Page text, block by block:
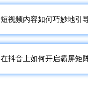
短视频内容如何巧妙地引
在抖音上如何开启霸屏矩